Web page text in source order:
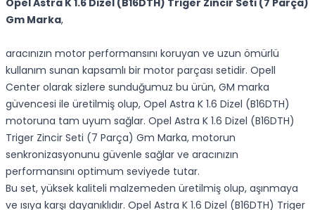
Opel Astra K 1.6 Dizel (B16DTH) Triger Zincir Seti (7 Parça)
Gm Marka,
aracınızın motor performansını koruyan ve uzun ömürlü
kullanım sunan kapsamlı bir motor parçası setidir. Opell
Center olarak sizlere sunduğumuz bu ürün, GM marka
güvencesi ile üretilmiş olup, Opel Astra K 1.6 Dizel (B16DTH)
motoruna tam uyum sağlar. Opel Astra K 1.6 Dizel (B16DTH)
Triger Zincir Seti (7 Parça) Gm Marka, motorun
senkronizasyonunu güvenle sağlar ve aracınızın
performansını optimum seviyede tutar.
Bu set, yüksek kaliteli malzemeden üretilmiş olup, aşınmaya
ve ısıya karşı dayanıklıdır. Opel Astra K 1.6 Dizel (B16DTH) Triger